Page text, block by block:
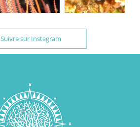
Suivre sur Instagram